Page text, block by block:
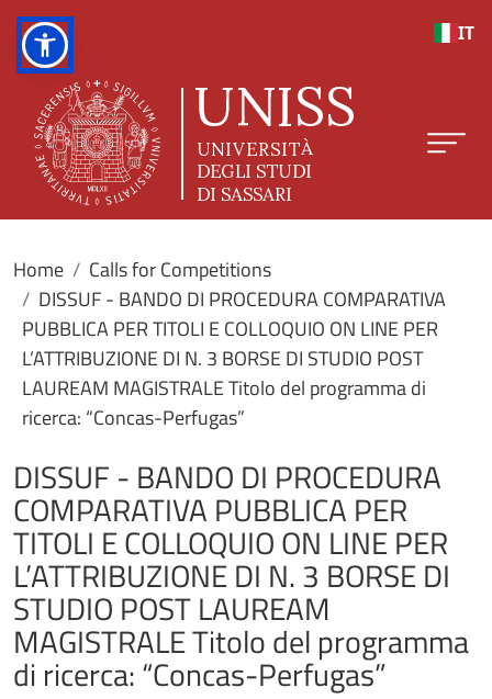
IT
Home
Calls for Competitions
DISSUF - BANDO DI PROCEDURA COMPARATIVA
PUBBLICA PER TITOLI E COLLOQUIO ON LINE PER
L’ATTRIBUZIONE DI N. 3 BORSE DI STUDIO POST
LAUREAM MAGISTRALE Titolo del programma di
ricerca: “Concas-Perfugas”
DISSUF - BANDO DI PROCEDURA
COMPARATIVA PUBBLICA PER
TITOLI E COLLOQUIO ON LINE PER
L’ATTRIBUZIONE DI N. 3 BORSE DI
STUDIO POST LAUREAM
MAGISTRALE Titolo del programma
di ricerca: “Concas-Perfugas”